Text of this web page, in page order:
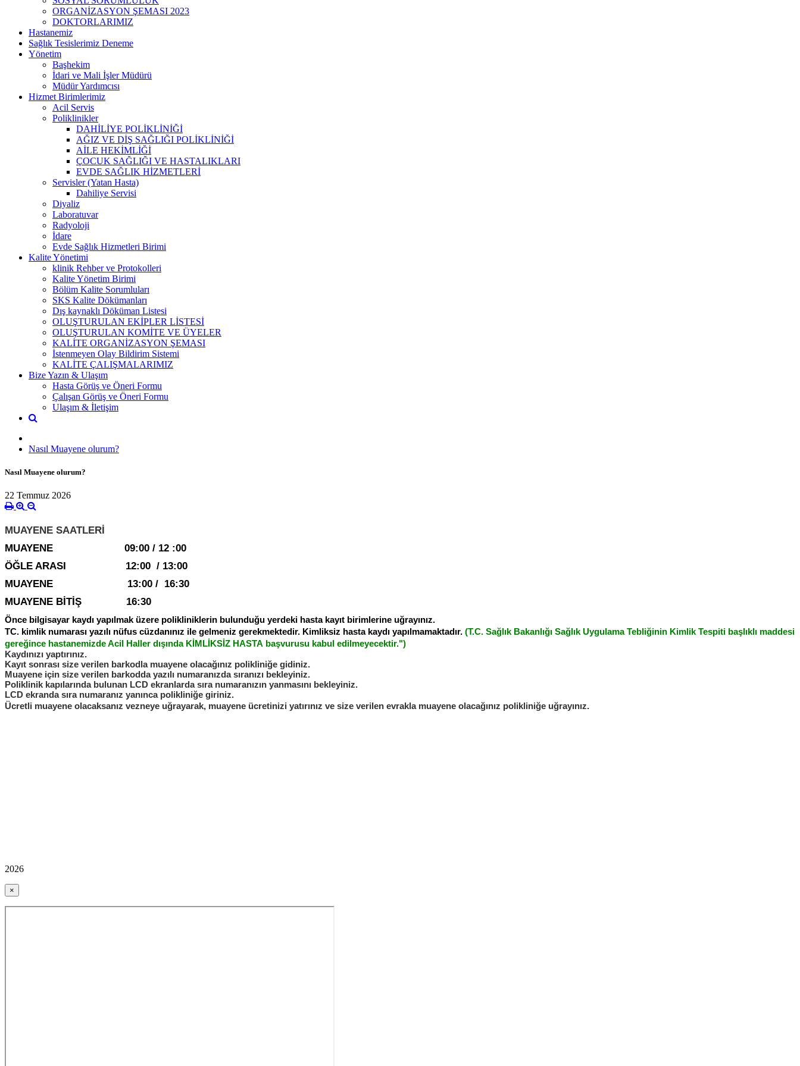
ORGANİZASYON ŞEMASI 2023
DOKTORLARIMIZ
Hastanemiz
Sağlık Tesislerimiz Deneme
Yönetim
Başhekim
İdari ve Mali İşler Müdürü
Müdür Yardımcısı
Hizmet Birimlerimiz
Acil Servis
Poliklinikler
DAHİLİYE POLİKLİNİĞİ
AĞIZ VE DİŞ SAĞLIĞI POLİKLİNİĞİ
AİLE HEKİMLİĞİ
ÇOCUK SAĞLIĞI VE HASTALIKLARI
EVDE SAĞLIK HİZMETLERİ
Servisler (Yatan Hasta)
Dahiliye Servisi
Diyaliz
Laboratuvar
Radyoloji
İdare
Evde Sağlık Hizmetleri Birimi
Kalite Yönetimi
klinik Rehber ve Protokolleri
Kalite Yönetim Birimi
Bölüm Kalite Sorumluları
SKS Kalite Dökümanları
Dış kaynaklı Döküman Listesi
OLUŞTURULAN EKİPLER LİSTESİ
OLUŞTURULAN KOMİTE VE ÜYELER
KALİTE ORGANİZASYON ŞEMASI
İstenmeyen Olay Bildirim Sistemi
KALİTE ÇALIŞMALARIMIZ
Bize Yazın & Ulaşım
Hasta Görüş ve Öneri Formu
Çalışan Görüş ve Öneri Formu
Ulaşım & İletişim
Nasıl Muayene olurum?
Nasıl Muayene olurum?
22 Temmuz 2026
MUAYENE SAATLERİ
MUAYENE
09:00 / 12 :00
ÖĞLE ARASI
12:00 / 13:00
MUAYENE 13:00 / 16:30
MUAYENE BİTİŞ 16:30
Önce bilgisayar kaydı yapılmak üzere polikliniklerin bulunduğu yerdeki hasta kayıt birimlerine uğrayınız.
TC. kimlik numarası yazılı nüfus cüzdanınız ile gelmeniz gerekmektedir. Kimliksiz hasta kaydı yapılmamaktadır. (T.C. Sağlık Bakanlığı Sağlık Uygulama Tebliğinin Kimlik Tespiti başlıklı maddesi
gereğince hastanemizde Acil Haller dışında KİMLİKSİZ HASTA başvurusu kabul edilmeyecektir.")
Kaydınızı yaptırınız.
Kayıt sonrası size verilen barkodla muayene olacağınız polikliniğe gidiniz.
Muayene için size verilen barkodda yazılı numaranızda sıranızı bekleyiniz.
Poliklinik kapılarında bulunan LCD ekranlarda sıra numaranızın yanmasını bekleyiniz.
LCD ekranda sıra numaranız yanınca polikliniğe giriniz.
Ücretli muayene olacaksanız vezneye uğrayarak, muayene ücretinizi yatırınız ve size verilen evrakla muayene olacağınız polikliniğe uğrayınız.
2026
×